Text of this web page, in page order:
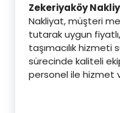
Zekeriyaköy
Nakliyat, müşteri
tutarak uygun
taşımacılık hizmeti
sürecinde kaliteli
personel ile hizmet